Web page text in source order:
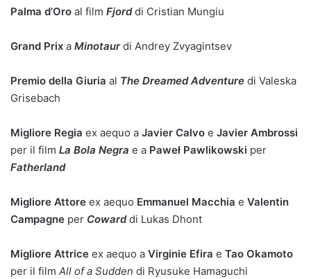
Palma d’Oro al film Fjord di Cristian Mungiu
Grand Prix a Minotaur di Andrey Zvyagintsev
Premio della Giuria al The Dreamed Adventure di Valeska
Grisebach
Migliore Regia ex aequo a Javier Calvo e Javier Ambrossi
per il film La Bola Negra e a Paweł Pawlikowski per
Fatherland
Migliore Attore ex aequo Emmanuel Macchia e Valentin
Campagne per Coward di Lukas Dhont
Migliore Attrice ex aequo a Virginie Efira e Tao Okamoto
per il film All of a Sudden di Ryusuke Hamaguchi